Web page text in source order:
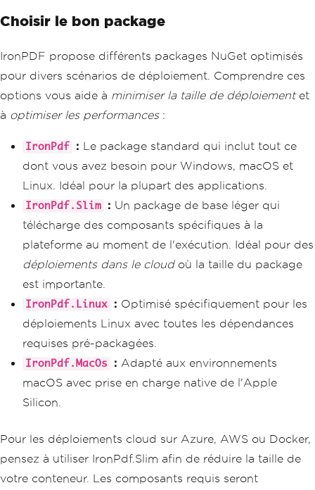
Choisir le bon package
IronPDF propose différents packages NuGet optimisés
pour divers scénarios de déploiement. Comprendre ces
options vous aide à minimiser la taille de déploiementet
à optimiser les performances:
IronPdf : Le package standard qui inclut tout ce
dont vous avez besoin pour Windows, macOS et
Linux. Idéal pour la plupart des applications.
IronPdf.Slim : Un package de base léger qui
télécharge des composants spécifiques à la
plateforme au moment de l'exécution. Idéal pour des
déploiements dans le cloudoù la taille du package
est importante.
IronPdf.Linux : Optimisé spécifiquement pour les
déploiements Linux avec toutes les dépendances
requises pré-packagées.
IronPdf.MacOs : Adapté aux environnements
macOS avec prise en charge native de l'Apple
Silicon.
Pour les déploiements cloud sur Azure, AWS ou Docker,
pensez à utiliser IronPdf.Slim afin de réduire la taille de
votre conteneur. Les composants requis seront